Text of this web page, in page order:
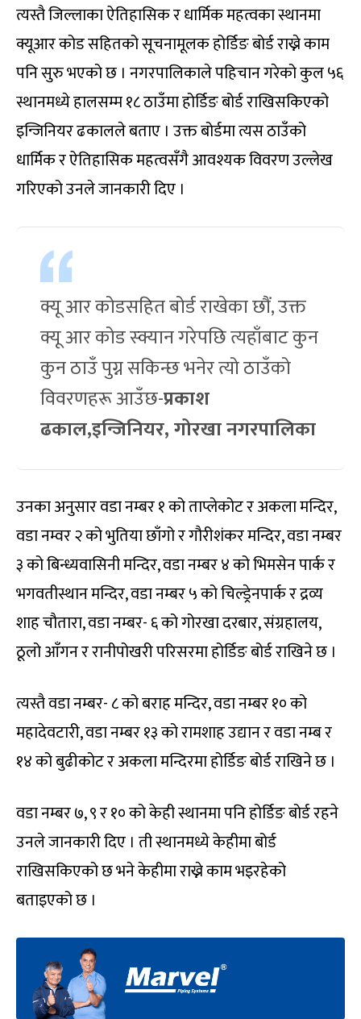
त्यस्तै जिल्लाका ऐतिहासिक र धार्मिक महत्वका स्थानमा
क्यूआर कोड सहितको सूचनामूलक होर्डिङ बोर्ड राख्ने काम
पनि सुरु भएको छ । नगरपालिकाले पहिचान गरेको कुल ५६
स्थानमध्ये हालसम्म १८ ठाउँमा होर्डिङ बोर्ड राखिसकिएको
इन्जिनियर ढकालले बताए । उक्त बोर्डमा त्यस ठाउँको
धार्मिक र ऐतिहासिक महत्वसँगै आवश्यक विवरण उल्लेख
गरिएको उनले जानकारी दिए ।
क्यू आर कोडसहित बोर्ड राखेका छौं, उक्त
क्यू आर कोड स्क्यान गरेपछि त्यहाँबाट कुन
कुन ठाउँ पुग्न सकिन्छ भनेर त्यो ठाउँको
विवरणहरू आउँछ-प्रकाश
ढकाल,इन्जिनियर, गोरखा नगरपालिका
उनका अनुसार वडा नम्बर १ को ताप्लेकोट र अकला मन्दिर,
वडा नम्वर २ को भुतिया छाँगो र गौरीशंकर मन्दिर, वडा नम्बर
३ को बिन्ध्यवासिनी मन्दिर, वडा नम्बर ४ को भिमसेन पार्क र
भगवतीस्थान मन्दिर, वडा नम्बर ५ को चिल्ड्रेनपार्क र द्रव्य
शाह चौतारा, वडा नम्बर- ६ को गोरखा दरबार, संग्रहालय,
ठूलो आँगन र रानीपोखरी परिसरमा होर्डिङ बोर्ड राखिने छ ।
त्यस्तै वडा नम्बर- ८ को बराह मन्दिर, वडा नम्बर १० को
महादेवटारी, वडा नम्बर १३ को रामशाह उद्यान र वडा नम्ब र
१४ को बुढीकोट र अकला मन्दिरमा होर्डिङ बोर्ड राखिने छ ।
वडा नम्बर ७, ९ र १० को केही स्थानमा पनि होर्डिङ बोर्ड रहने
उनले जानकारी दिए । ती स्थानमध्ये केहीमा बोर्ड
राखिसकिएको छ भने केहीमा राख्ने काम भइरहेको
बताइएको छ ।